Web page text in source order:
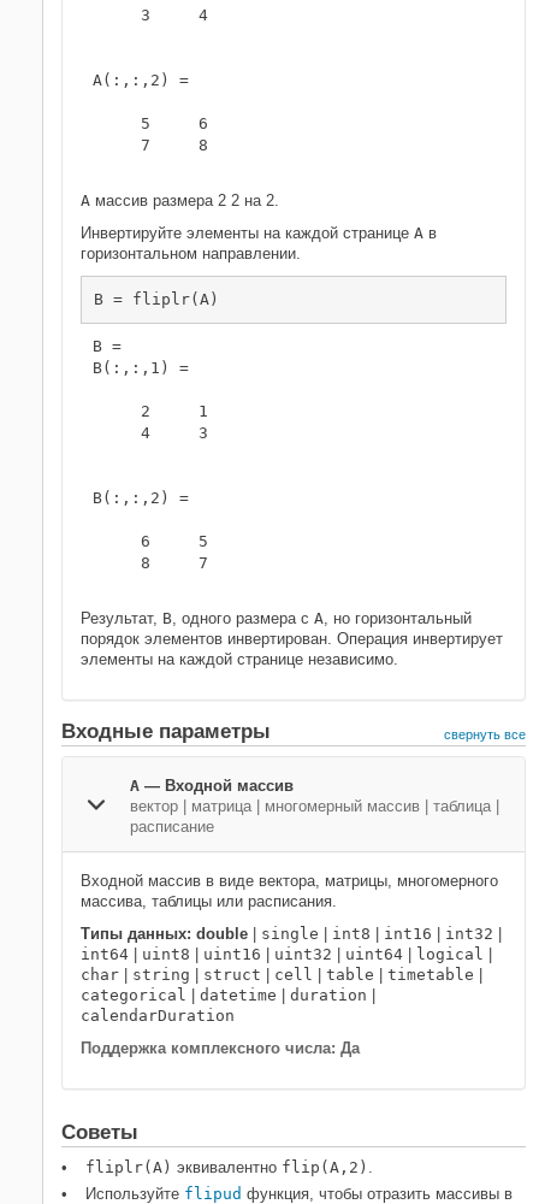
     3     4
A(:,:,2) =
     5     6
     7     8
A массив размера 2 2 на 2.
Инвертируйте элементы на каждой странице A в
горизонтальном направлении.
B = fliplr(A)
B =
B(:,:,1) =
     2     1
     4     3
B(:,:,2) =
     6     5
     8     7
Результат, B, одного размера с A, но горизонтальный
порядок элементов инвертирован. Операция инвертирует
элементы на каждой странице независимо.
Входные параметры свернуть все
A — Входной массив
вектор
матрица многомерный массив таблица
расписание
Входной массив в виде вектора, матрицы, многомерного
массива, таблицы или расписания.
Типы данных: double
single int8 int16 int32
int64
uint8 uint16 uint32 uint64 logical
char
string struct cell table timetable
categorical
datetime duration
calendarDuration
Поддержка комплексного числа: Да
Советы
fliplr(A) эквивалентно flip(A,2) .
Используйте flipud функция, чтобы отразить массивы в